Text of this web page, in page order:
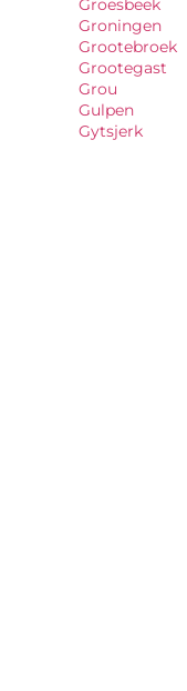
Groesbeek
Groningen
Grootebroek
Grootegast
Grou
Gulpen
Gytsjerk